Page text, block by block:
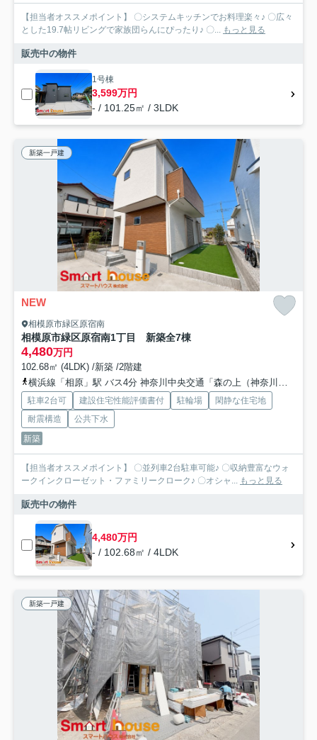
【担当者オススメポイント】 〇システムキッチンでお料理楽々♪ 〇広々
とした19.7帖リビングで家族団らんにぴったり♪ 〇... もっと見る
販売中の物件
1号棟
3,599万円
- / 101.25㎡ / 3LDK
新築一戸建
NEW
相模原市緑区原宿南
相模原市緑区原宿南1丁目 新築全7棟
4,480万円
102.68㎡ (4LDK) /新築 /2階建
横浜線「相原」駅 バス4分 神奈川中央交通「森の上（神奈川県）」 停歩6分
駐車2台可 建設住宅性能評価書付 駐輪場
閑静な住宅地
耐震構造
公共下水
新築
【担当者オススメポイント】 〇並列車2台駐車可能♪ 〇収納豊富なウォ
ークインクローゼット・ファミリークローク♪ 〇オシャ... もっと見る
販売中の物件
4,480万円
- / 102.68㎡ / 4LDK
新築一戸建